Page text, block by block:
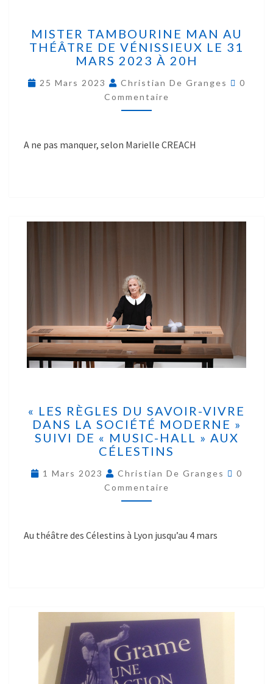
MISTER TAMBOURINE MAN AU
THÉÂTRE DE VÉNISSIEUX LE 31
MARS 2023 À 20H
25 Mars 2023 Christian De Granges
0
Commentaire
A ne pas manquer, selon Marielle CREACH
« LES RÈGLES DU SAVOIR-VIVRE
DANS LA SOCIÉTÉ MODERNE »
SUIVI DE « MUSIC-HALL » AUX
CÉLESTINS
1 Mars 2023 Christian De Granges
0
Commentaire
Au théâtre des Célestins à Lyon jusqu’au 4 mars